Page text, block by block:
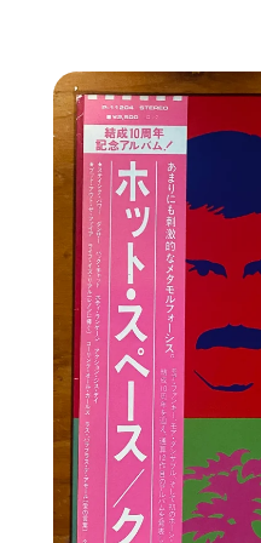
directamente
a la
información
del producto